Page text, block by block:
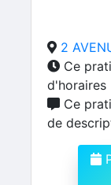
2
Ce
d'horaires
Ce
de